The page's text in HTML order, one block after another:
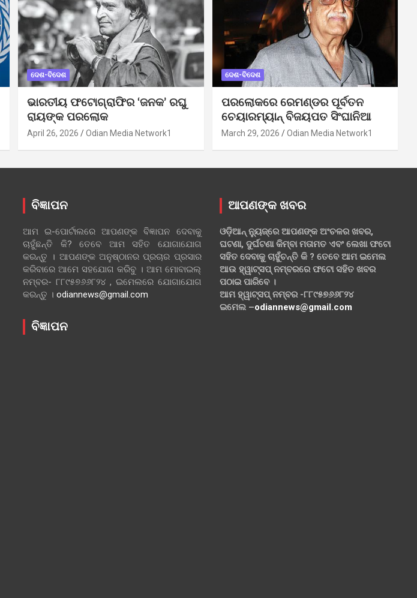
ଦେଶ-ବିଦେଶ
ଭାରତୀୟ ଫଟୋଗ୍ରାଫିର ‘ଜନକ’ ରଘୁ
ରାୟଙ୍କ ପରଲୋକ
April 26, 2026 Odian Media Network1
ଦେଶ-ବିଦେଶ
ପରଲୋକରେ ରେମଣ୍ଡର ପୂର୍ବତନ
ଚେୟାରମ୍ୟାନ୍ ବିଜୟପତ ସିଂଘାନିଆ
March 29, 2026 Odian Media Network1
ବିଜ୍ଞାପନ
ଆମ ଇ-ପୋର୍ଟାଲରେ ଆପଣଙ୍କ ବିଜ୍ଞାପନ ଦେବାକୁ
ଚାହୁଁଛନ୍ତି କି? ତେବେ ଆମ ସହିତ ଯୋଗାଯୋଗ
କରନ୍ତୁ । ଆପଣଙ୍କ ଅନୁଷ୍ଠାନର ପ୍ରଚାର ପ୍ରସାର
କରିବାରେ ଆମେ ସହଯୋଗ କରିବୁ । ଆମ ମୋବାଇଲ୍
ନମ୍ବର- ୮୮୯୫୭୬୬୮୨୪ , ଇମେଲରେ ଯୋଗାଯୋଗ
କରନ୍ତୁ । odiannews@gmail.com
ବିଜ୍ଞାପନ
ଆପଣଙ୍କ ଖବର
ଓଡ଼ିଆନ୍ ନ୍ୟୁଜ୍‌ରେ ଆପଣଙ୍କ ଅଂଚଳର ଖବର,
ଘଟଣା, ଦୁର୍ଘଟଣା କିମ୍ବା ମତାମତ ଏବଂ ଲେଖା ଫଟୋ
ସହିତ ଦେବାକୁ ଚାହୁଁଚନ୍ତି କି ? ତେବେ ଆମ ଇମେଲ
ଆଉ ହ୍ୱାଟ୍‌ସପ୍ ନମ୍ବରରେ ଫଟୋ ସହିତ ଖବର
ପଠାଇ ପାରିବେ ।
ଆମ ହ୍ୱାଟ୍‌ସପ୍ ନମ୍ବର -୮୮୯୫୭୬୬୮୨୪
ଇମେଲ –odiannews@gmail.com